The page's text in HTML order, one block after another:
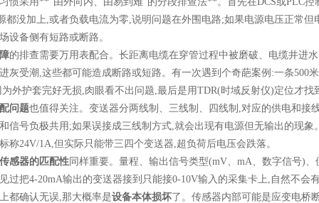
都没加上,或者负载电流为零,说明问题在外围电路;如果电源电压正常但
设备侧有短路或断路。
的排查需要万用表配合。长距离电缆在穿管过程中被磨破、电缆井进
灰受潮,这些都可能造成断路或短路。有一次遇到个奇葩案例 :一条500
为外护套完好无损,肉眼看不出问题,最后是用TDR(时域反射仪)定位才找
问题也值得关注。变送器分两线制、三线制、四线制 ,对应的供电和接
信号负极共用 ;如果误接成三线制方式,就会出现有电源但无输出的现象
称24V/1A,但实际只能带三四个变送器,超负荷后电压会跌落。
感器的匹配性 同样重要。量程、输出信号类型(mV、 mA、数字信号)、
过把4-20mA输出的变送器接到只能接0-10V输入的采集卡上, 自然不会
都确认无误,那大概率是设备本体损坏了。传感器内部可能是应变电桥